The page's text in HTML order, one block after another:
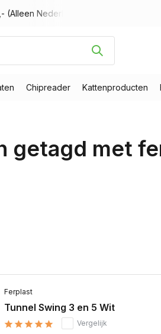
(Alleen Nederland)
Chipreader Kattenproducten
getagd met
Ferplast
Tunnel Swing 3 en 5 Wit
Vergelijk